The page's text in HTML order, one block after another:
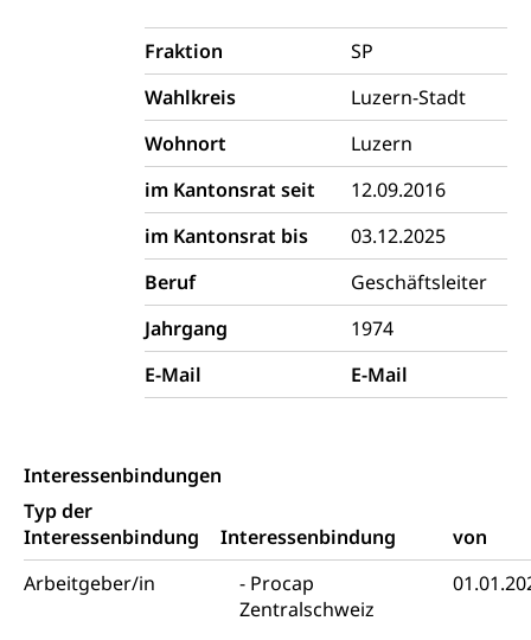
Fraktion
SP
Wahlkreis
Luzern-Stadt
Wohnort
Luzern
im Kantonsrat seit
12.09.2016
im Kantonsrat bis
03.12.2025
Beruf
Geschäftsleiter
Jahrgang
1974
E-Mail
E-Mail
Interessenbindungen
Typ der
Interessenbindung
Interessenbindung
von
Arbeitgeber/in
Procap
Zentralschweiz
Vorratshaltung, Vorrat
Wasserversorgung
Waffenerwerbsschein, Waffenschein, Waffenbüro,
Waffentragen, Selbstverteidigung
Waffen, Sprengstoffe und Pyrotechnik
Militärdienst
Bundesamt für Zivildienst ZIVI
Erwerbsausfallentschädigung (WAS Luzern)
Zivilschutz
Schutzdienstpflicht, Schutzraum,
Schutzraumbaupflicht
Zivilschutz
Gleichstellung von Frau und Mann
Diskriminierung, Gleichstellungsbüro, Mobbing
Gleichstellung aller Geschlechter und
Lebensformen
Zivilverfahren